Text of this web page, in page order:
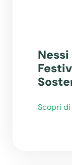
Scopri